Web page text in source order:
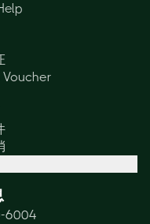
6004